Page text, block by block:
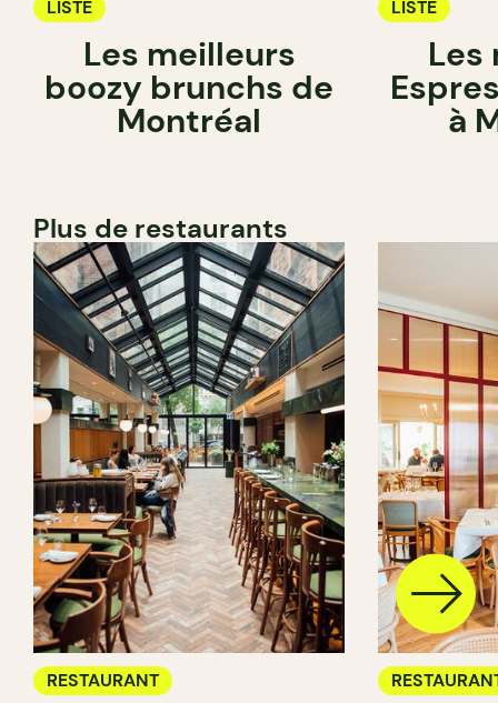
LISTE
Les meilleurs
boozy brunchs de
Montréal
LISTE
Les
à
Plus de restaurants
RESTAURANT